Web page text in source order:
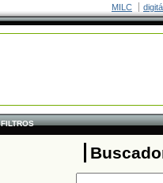
MILC
FILTROS